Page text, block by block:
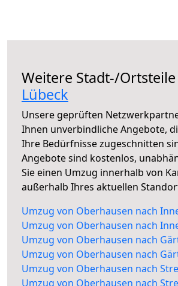
Weitere Stadt-/
Lübeck
Unsere geprüften
Ihnen unverbindliche Angebote,
Ihre Bedürfnisse zugeschnitten
Angebote sind kostenlos,
Sie einen Umzug innerhalb von
außerhalb Ihres aktuellen
Umzug von Oberhausen nach
Umzug von Oberhausen nach
Umzug von Oberhausen nach
Umzug von Oberhausen nach
Umzug von Oberhausen nach
Umzug von Oberhausen nach